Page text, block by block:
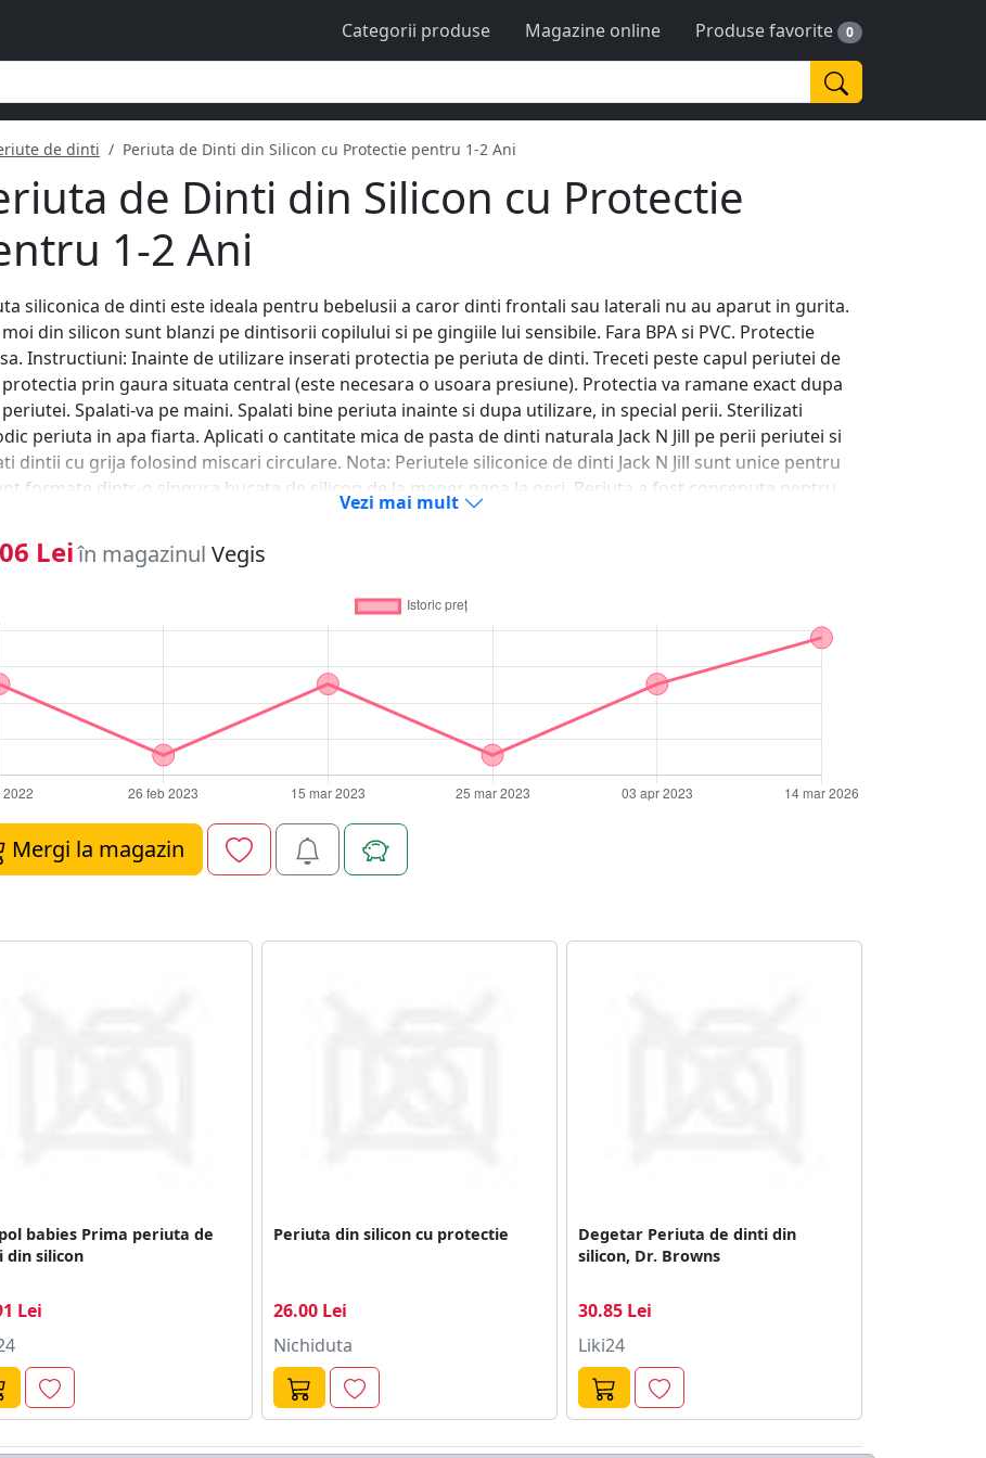
Categorii produse Magazine online Produse favorite 0
de dinti Periuta de Dinti din Silicon cu Protectie pentru 1-2 Ani
de Dinti din Silicon cu Protectie
1-2 Ani
siliconica de dinti este ideala pentru bebelusii a caror dinti frontali sau laterali nu au aparut in gurita.
din silicon sunt blanzi pe dintisorii copilului si pe gingiile lui sensibile. Fara BPA si PVC. Protectie
Instructiuni: Inainte de utilizare inserati protectia pe periuta de dinti. Treceti peste capul periutei de
prin gaura situata central (este necesara o usoara presiune). Protectia va ramane exact dupa
Spalati-va pe maini. Spalati bine periuta inainte si dupa utilizare, in special perii. Sterilizati
periuta in apa fiarta. Aplicati o cantitate mica de pasta de dinti naturala Jack N Jill pe perii periutei si
dintii cu grija folosind miscari circulare. Nota: Periutele siliconice de dinti Jack N Jill sunt unice pentru
formate dintr-o singura bucata de silicon de la maner pana la peri. Periuta a fost conceputa pentru
dintilor si nu ca suzeta. Mestecatul ei trebuie evitat. Intelegem ca este destul de greu de evitat acest
cu bebelusii si recomandam supervizarea de catre un adult tot timpul. Perii se pot desprinde daca sunt
dar nu va faceti griji. Periuta de dinti siliconica Jack N Jill sunt confectionate din silicon medical non-
si daca este inghitit poate trece prin sistemul digestiv fara probleme. Pentru a fi siguri ca exercitati o
minima asupra dintilor bebelusului este recomandat ca parintele sa perieze dintii bebelusului sau
cu aceasta periuta de dinti siliconica. Inlocuiti periuta la fiecare 8 saptamani sau chiar mai devreme.
periuta dupa raceala sau alta imbolnavire. Inlocuiti daca siliconul este rupt. Poate fi folosita doar sub
unui adult. A nu se mesteca ! Nu o folositi ca suzeta ! Ingrediente: Periuta de dinti realizata in
din silicon medical. Produs in Australia
Vezi mai mult
Leiîn magazinul Vegis
Mergi la magazin
babies Prima periuta de
din silicon
Lei
Periuta din silicon cu protectie
26.00 Lei
Nichiduta
Degetar Periuta de dinti din
silicon, Dr. Browns
30.85 Lei
Liki24